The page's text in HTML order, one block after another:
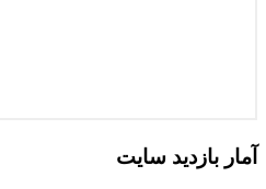
آمار بازدید سایت